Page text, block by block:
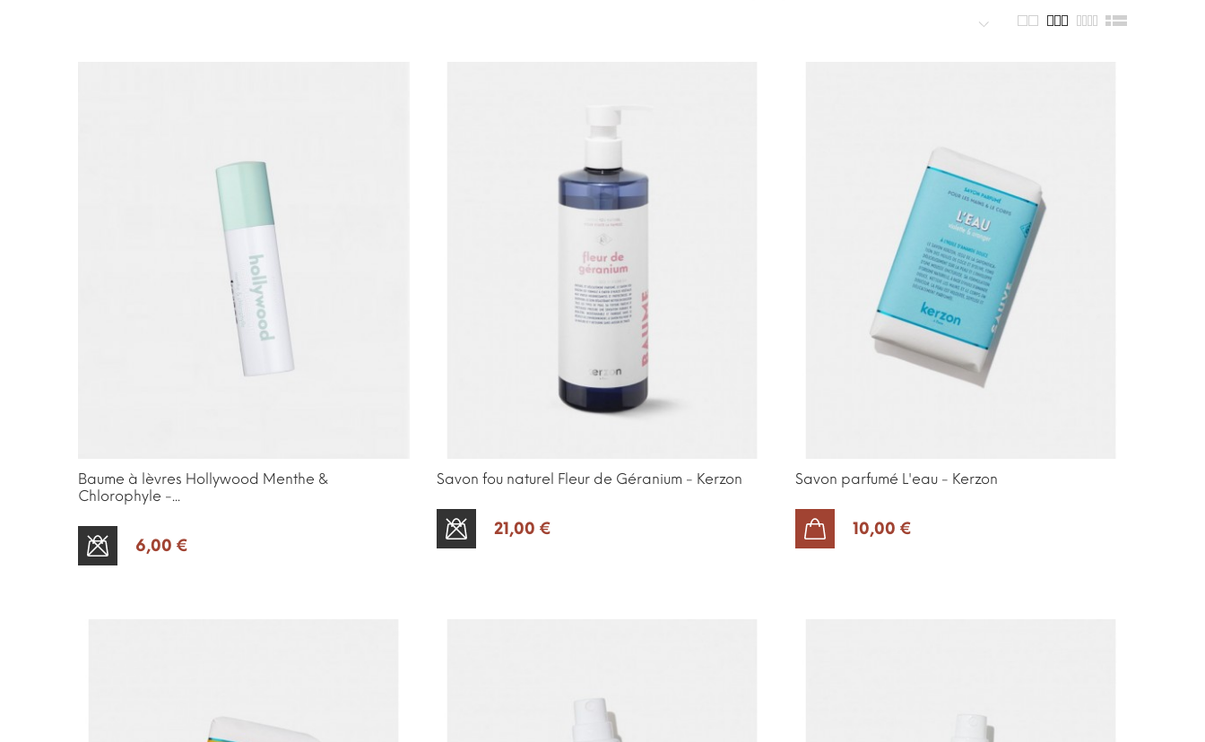
Baume à lèvres Hollywood Menthe &
Chlorophyle -...
6,00 €
Savon fou naturel Fleur de Géranium - Kerzon
21,00 €
Savon parfumé L'eau - Kerzon
10,00 €